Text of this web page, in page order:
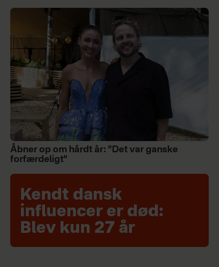
Åbner op om hårdt år: "Det var ganske
forfærdeligt"
Kendt dansk
influencer er død:
Blev kun 27 år